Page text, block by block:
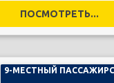
ПОСМОТРЕТЬ...